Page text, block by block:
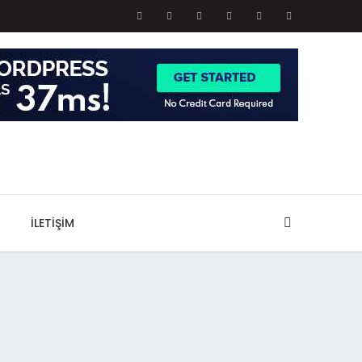
İLETIŞIM